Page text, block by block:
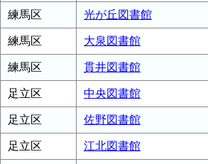
練馬区 光が丘図書館
練馬区 大泉図書館
練馬区 貫井図書館
足立区 中央図書館
足立区 佐野図書館
足立区 江北図書館